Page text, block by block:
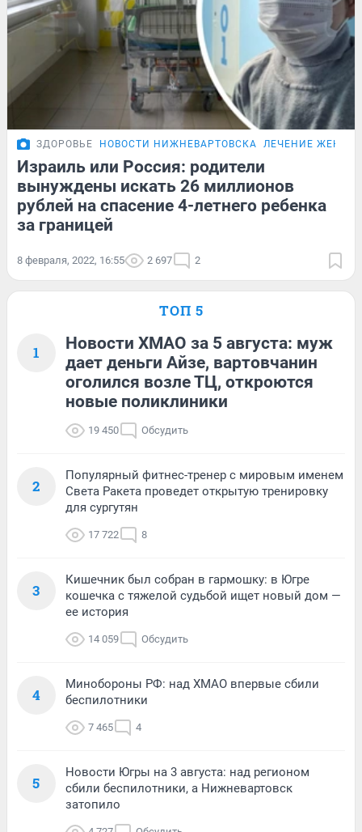
ЗДОРОВЬЕ НОВОСТИ НИЖНЕВАРТОВСКА ЛЕЧЕНИЕ ЖЕНИ
Израиль или Россия: родители
вынуждены искать 26 миллионов
рублей на спасение 4-летнего ребенка
за границей
8 февраля, 2022, 16:55 2 697 2
ТОП 5
1
Новости ХМАО за 5 августа: муж
дает деньги Айзе, вартовчанин
оголился возле ТЦ, откроются
новые поликлиники
19 450 Обсудить
2
Популярный фитнес-тренер с мировым именем
Света Ракета проведет открытую тренировку
для сургутян
17 722 8
3
Кишечник был собран в гармошку: в Югре
кошечка с тяжелой судьбой ищет новый дом —
ее история
14 059 Обсудить
4
Минобороны РФ: над ХМАО впервые сбили
беспилотники
7 465 4
5
Новости Югры на 3 августа: над регионом
сбили беспилотники, а Нижневартовск
затопило